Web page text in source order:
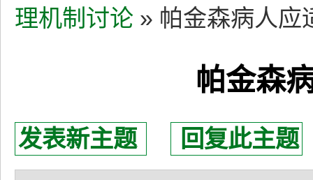
理机制讨论 » 帕金森病人应
帕金森
发表新主题 回复此主题